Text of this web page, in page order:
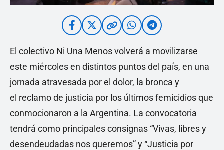
El colectivo Ni Una Menos volverá a movilizarse
este miércoles en distintos puntos del país, en una
jornada atravesada por el dolor, la bronca y
el reclamo de justicia por los últimos femicidios que
conmocionaron a la Argentina. La convocatoria
tendrá como principales consignas “Vivas, libres y
desendeudadas nos queremos” y “Justicia por